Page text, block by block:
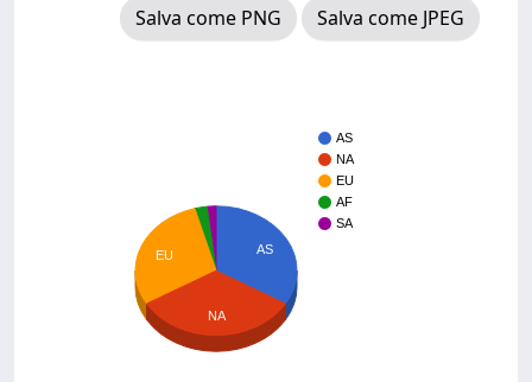
Salva come PNG
Salva come JPEG
AS
NA
EU
AF
SA
AS
EU
NA